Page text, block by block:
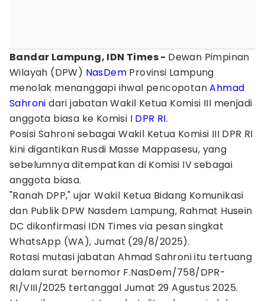
Bandar Lampung, IDN Times - Dewan Pimpinan
Wilayah (DPW) NasDem Provinsi Lampung
menolak menanggapi ihwal pencopotanAhmad
Sahroni dari jabatan Wakil Ketua Komisi III menjadi
anggota biasa ke Komisi I DPR RI.
Posisi Sahroni sebagai Wakil Ketua Komisi III DPR RI
kini digantikan Rusdi Masse Mappasesu, yang
sebelumnya ditempatkan di Komisi IV sebagai
anggota biasa.
"Ranah DPP," ujar Wakil Ketua Bidang Komunikasi
dan Publik DPW Nasdem Lampung, Rahmat Husein
DC dikonfirmasi IDN Times via pesan singkat
WhatsApp (WA), Jumat (29/8/2025).
Rotasi mutasi jabatan Ahmad Sahroni itu tertuang
dalam surat bernomor F.NasDem/758/DPR-
RI/VIII/2025 tertanggal Jumat 29 Agustus 2025.